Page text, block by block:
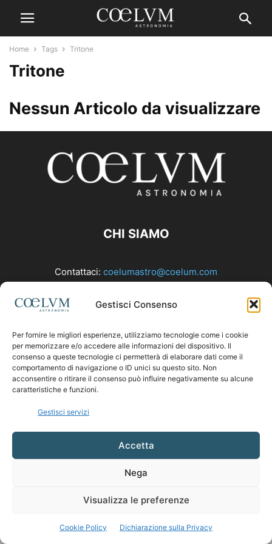
Gestisci Consenso
Per fornire le migliori esperienze, utilizziamo tecnologie come i cookie
per memorizzare e/o accedere alle informazioni del dispositivo. Il
consenso a queste tecnologie ci permetterà di elaborare dati come il
comportamento di navigazione o ID unici su questo sito. Non
acconsentire o ritirare il consenso può influire negativamente su alcune
caratteristiche e funzioni.
Gestisci servizi
Accetta
Nega
Visualizza le preferenze
Cookie Policy Dichiarazione sulla Privacy
Home Tags Tritone
Tritone
Nessun Articolo da visualizzare
CHI SIAMO
Contattaci: coelumastro@coelum.com
SEGUICI